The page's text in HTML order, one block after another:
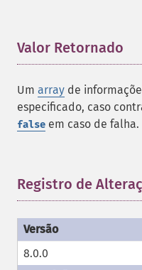
Valor Retornado
Um array de
especificado, caso
false em caso de falha.
Registro de
8.0.0